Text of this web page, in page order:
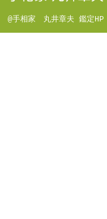
@手相家 丸井章夫 鑑